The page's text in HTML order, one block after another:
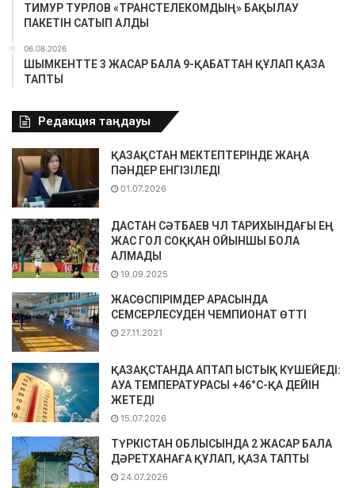
ТИМУР ТУРЛОВ «ТРАНСТЕЛЕКОМДЫҢ» БАҚЫЛАУ
ПАКЕТІН САТЫП АЛДЫ
06.08.2026
ШЫМКЕНТТЕ 3 ЖАСАР БАЛА 9-ҚАБАТТАН ҚҰЛАП ҚАЗА
ТАПТЫ
Редакция таңдауы
ҚАЗАҚСТАН МЕКТЕПТЕРІНДЕ ЖАҢА
ПӘНДЕР ЕНГІЗІЛЕДІ
01.07.2026
ДАСТАН СӘТБАЕВ ЧЛ ТАРИХЫНДАҒЫ ЕҢ
ЖАС ГОЛ СОҚҚАН ОЙЫНШЫ БОЛА
АЛМАДЫ
19.09.2025
ЖАСӨСПІРІМДЕР АРАСЫНДА
СЕМСЕРЛЕСУДЕН ЧЕМПИОНАТ ӨТТІ
27.11.2021
ҚАЗАҚСТАНДА АПТАП ЫСТЫҚ КҮШЕЙЕДІ:
АУА ТЕМПЕРАТУРАСЫ +46°С-ҚА ДЕЙІН
ЖЕТЕДІ
15.07.2026
ТҮРКІСТАН ОБЛЫСЫНДА 2 ЖАСАР БАЛА
ДӘРЕТХАНАҒА ҚҰЛАП, ҚАЗА ТАПТЫ
24.07.2026